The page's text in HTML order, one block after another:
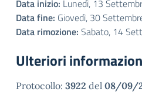
Data inizio: Lunedì, 13
Data fine: Giovedì, 30
Data rimozione: Sabato, 14
Ulteriori
Protocollo: 3922 del 08/09/